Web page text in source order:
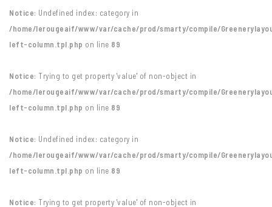
Notice: Undefined index: category in
/home/lerougeaif/www/var/cache/prod/smarty/compile/
left-column.tpl.php on line 89
Notice: Trying to get property 'value' of non-object in
/home/lerougeaif/www/var/cache/prod/smarty/compile/
left-column.tpl.php on line 89
Notice: Undefined index: category in
/home/lerougeaif/www/var/cache/prod/smarty/compile/
left-column.tpl.php on line 89
Notice: Trying to get property 'value' of non-object in